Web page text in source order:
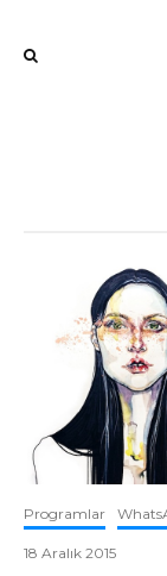
Programlar
18 Aralık 2015